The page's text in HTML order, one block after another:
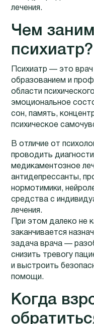
лечения.
Чем
психиатр?
Психиатр — это
образованием и
области
эмоциональное
сон, память,
психическое
В отличие от
проводить
медикаментозное
антидепрессанты,
нормотимики,
средства с
лечения.
При этом далеко не
заканчивается
задача врача —
снизить тревогу
и выстроить
помощи.
Когда